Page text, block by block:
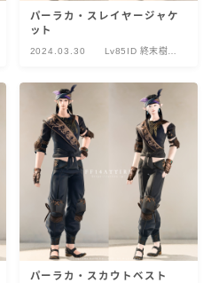
パーラカ・スレイヤージャケ
ット
2024.03.30
Lv85ID 終末樹海
パーラカ・スカウトベスト